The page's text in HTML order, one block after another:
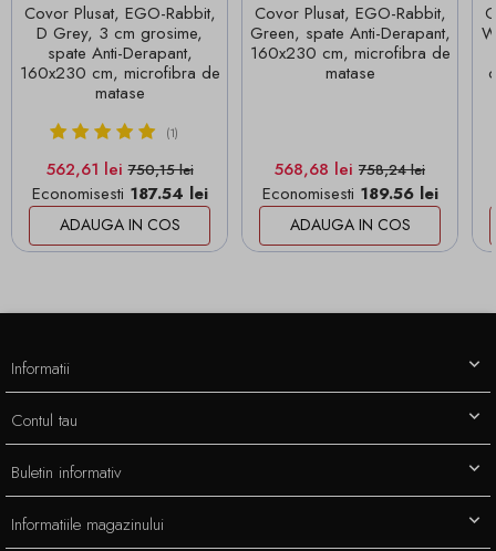
Covor Plusat, EGO-Rabbit,
D Grey, 3 cm grosime,
spate Anti-Derapant,
160x230 cm, microfibra de
matase
(1)
Pret
562,61 leiPret de baza
750,15 lei
Economisesti 187.54 lei
ADAUGA IN COS
Covor Plusat, EGO-Rabbit,
Green, spate Anti-Derapant,
160x230 cm, microfibra de
matase
Pret
568,68 lei Pret de baza
758,24 lei
Economisesti 189.56 lei
ADAUGA IN COS
Informatiile magazinului
Informatii
Contul tau
Buletin informativ